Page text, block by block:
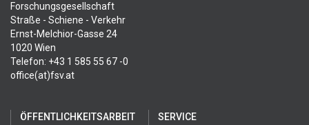
Forschungsgesellschaft
Straße - Schiene - Verkehr
Ernst-Melchior-Gasse 24
1020 Wien
Telefon: +43 1 585 55 67 -0
office(at)fsv.at
ÖFFENTLICHKEITSARBEIT
SERVICE